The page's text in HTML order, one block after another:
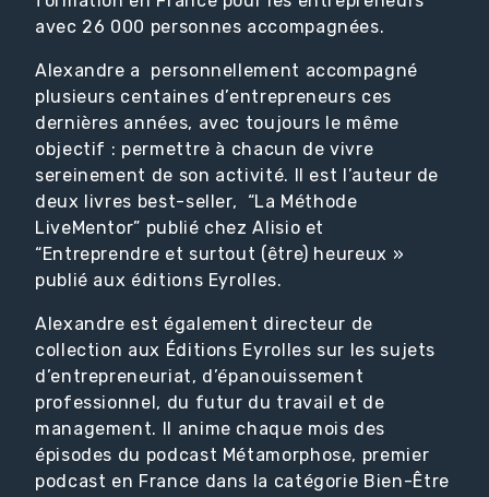
avec 26 000 personnes accompagnées.
Alexandre a personnellement accompagné
plusieurs centaines d’entrepreneurs ces
dernières années, avec toujours le même
objectif : permettre à chacun de vivre
sereinement de son activité. Il est l’auteur de
deux livres best-seller, “La Méthode
LiveMentor” publié chez Alisio et
“Entreprendre et surtout (être) heureux »
publié aux éditions Eyrolles.
Alexandre est également directeur de
collection aux Éditions Eyrolles sur les sujets
d’entrepreneuriat, d’épanouissement
professionnel, du futur du travail et de
management. Il anime chaque mois des
épisodes du podcast Métamorphose, premier
podcast en France dans la catégorie Bien-Être